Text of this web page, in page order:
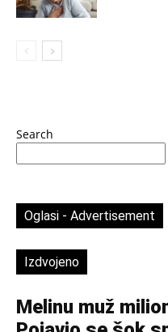
Search
Oglasi - Advertisement
Izdvojeno
Melinu muž